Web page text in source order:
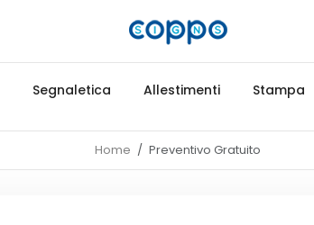
Segnaletica Allestimenti Stampa
Home Preventivo Gratuito